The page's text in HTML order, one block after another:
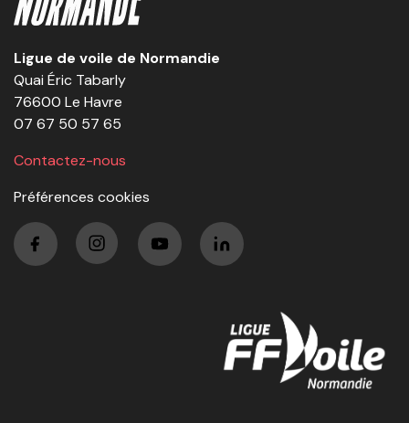
Ligue de voile de Normandie
Quai Éric Tabarly
76600 Le Havre
07 67 50 57 65
Contactez-nous
Préférences cookies